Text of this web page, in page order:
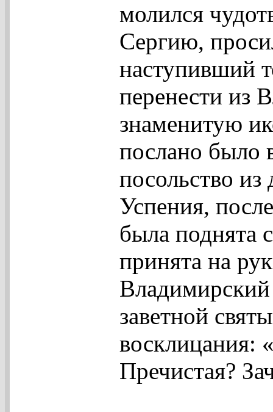
молился
Сергию,
наступивший
перенести из
знаменитую
послано было
посольство
Успения,
была поднята
принята на
Владимирский
заветной
восклицания:
Пречистая?